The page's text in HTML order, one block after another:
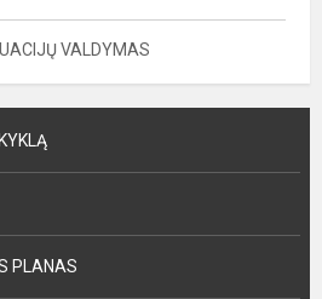
VALDYMAS
PLANAS